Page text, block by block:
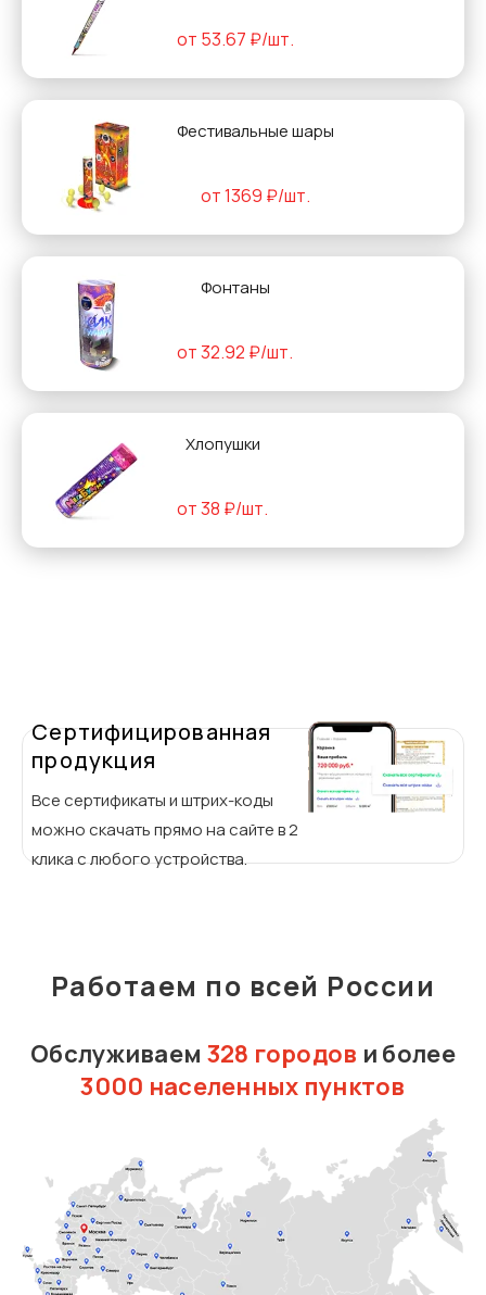
от 53.67 ₽/шт.
Фестивальные шары
от 1369 ₽/шт.
Фонтаны
от 32.92 ₽/шт.
Хлопушки
от 38 ₽/шт.
Сертифицированная
продукция
Все сертификаты и штрих-коды
можно скачать прямо на сайте в 2
клика с любого устройства.
Работаем по всей России
Обслуживаем 328 городов и более
3000 населенных пунктов